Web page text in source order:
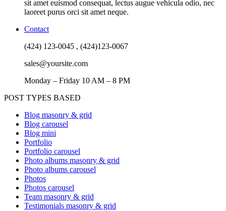
sit amet euismod consequat, lectus augue vehicula odio, nec
laoreet purus orci sit amet neque.
Contact
(424) 123-0045 , (424)123-0067
sales@yoursite.com
Monday – Friday 10 AM – 8 PM
POST TYPES BASED
Blog masonry & grid
Blog carousel
Blog mini
Portfolio
Portfolio carousel
Photo albums masonry & grid
Photo albums carousel
Photos
Photos carousel
Team masonry & grid
Testimonials masonry & grid